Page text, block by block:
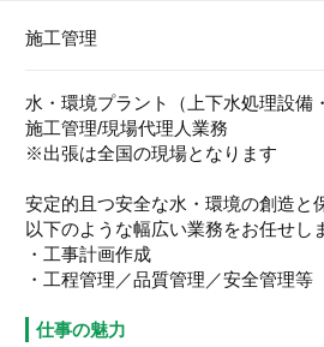
施工管理
水・環境プラント（上下水処理設備
施工管理/現場代理人業務
※出張は全国の現場となります
安定的且つ安全な水・環境の創造と
以下のような幅広い業務をお任せし
・工事計画作成
・工程管理／品質管理／安全管理等
仕事の魅力